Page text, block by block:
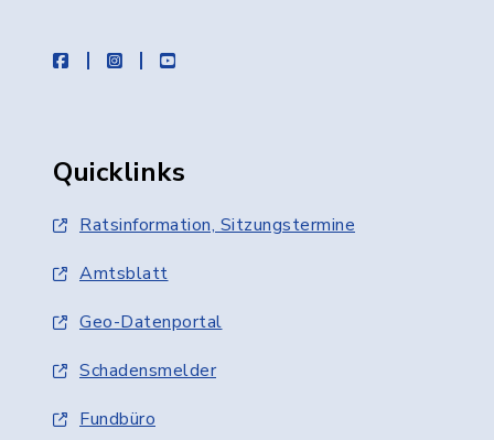
facebookinstagramyoutube
Quicklinks
Ratsinformation, Sitzungstermine
Amtsblatt
Geo-Datenportal
Schadensmelder
Fundbüro